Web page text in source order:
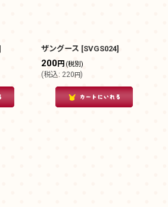
ザングース [SVGS024]
200円 (税別)
(税込: 220円)